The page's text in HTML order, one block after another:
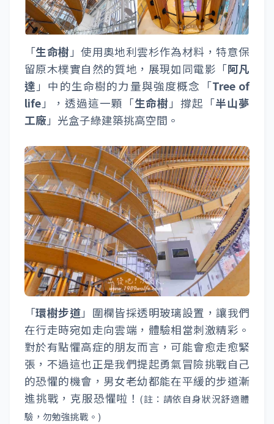
「生命樹」使用奧地利雲杉作為材料，特意保
留原木樸實自然的質地，展現如同電影「阿凡
達」中的生命樹的力量與強度概念「Tree of
life」，透過這一顆「生命樹」撐起「半山夢
工廠」光盒子綠建築挑高空間。
「環樹步道」圍欄皆採透明玻璃設置，讓我們
在行走時宛如走向雲端，體驗相當刺激精彩。
對於有點懼高症的朋友而言，可能會愈走愈緊
張，不過這也正是我們提起勇氣冒險挑戰自己
的恐懼的機會，男女老幼都能在平緩的步道漸
進挑戰，克服恐懼啦！ (註：請依自身狀況舒適體
驗，勿勉強挑戰。)